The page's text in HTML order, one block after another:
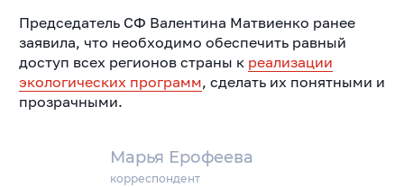
Марья Ерофеева
корреспондент
Председатель СФ Валентина Матвиенко ранее
заявила, что необходимо обеспечить равный
доступ всех регионов страны к реализации
экологических программ, сделать их понятными и
прозрачными.